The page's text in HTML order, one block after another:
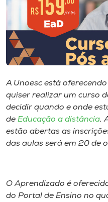
Editora
Rádio
Museu
Unoesc
Store
o idioma
A Unoesc está
quiser realizar um curso
decidir quando e onde
de Educação a distância.
estão abertas as
das aulas será em 20 de
O Aprendizado é
do Portal de Ensino no